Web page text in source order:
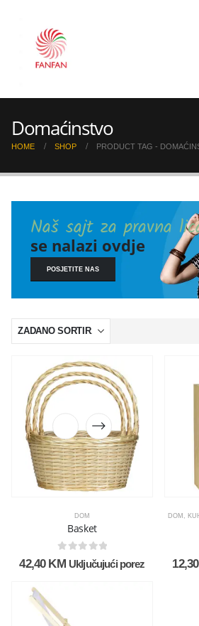
Domaćinstvo
HOME SHOP PRODUCT TAG -
Naš sajt za pravna
se nalazi ovdje
POSJETITE NAS
DOM
Basket
0 out of 5
42,40 KM Uključujući porez
DOM
12,30